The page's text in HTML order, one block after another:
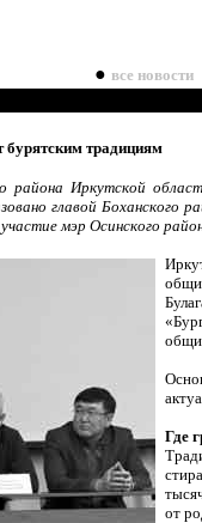
● все новости
бурятским традициям
района Иркутской
главой Боханского
мэр Осинского
Где
от